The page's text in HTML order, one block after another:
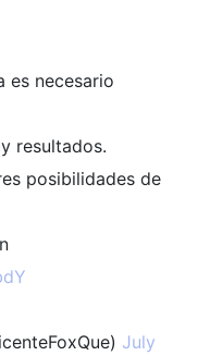
es necesario
resultados.
posibilidades de
July